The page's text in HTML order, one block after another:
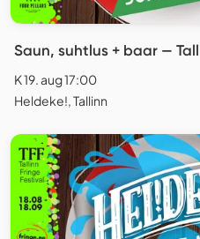
Saun, suhtlus + baar —
K 19. aug 17:00
Heldeke!, Tallinn